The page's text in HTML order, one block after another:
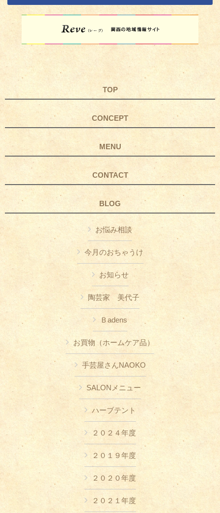
TOP
CONCEPT
MENU
CONTACT
BLOG
お悩み相談
今月のおちゃうけ
お知らせ
陶芸家 美代子
Ｂadens
お買物（ホームケア品）
手芸屋さんNAOKO
SALONメニュー
ハーブテント
２０２４年度
２０１９年度
２０２０年度
２０２１年度